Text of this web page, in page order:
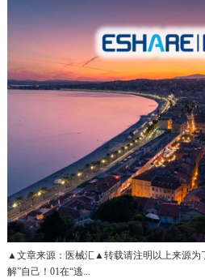
▲文章来源：医械汇▲转载请注明以上来源为
解”自己！01在“逃...